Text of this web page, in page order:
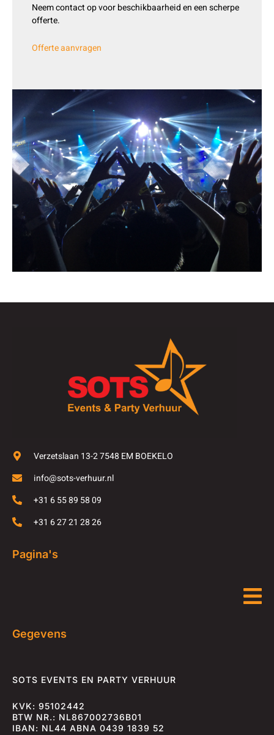
Neem contact op voor beschikbaarheid en een scherpe
offerte.
Offerte aanvragen
Verzetslaan 13-2 7548 EM BOEKELO
info@sots-verhuur.nl
+31 6 55 89 58 09
+31 6 27 21 28 26
Pagina's
Gegevens
SOTS EVENTS EN PARTY VERHUUR
KVK: 95102442
BTW NR.: NL867002736B01
IBAN: NL44 ABNA 0439 1839 52